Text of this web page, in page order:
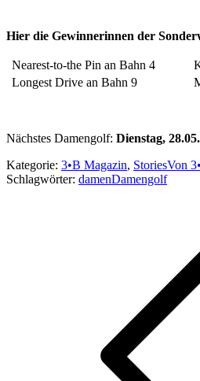
Hier die Gewinnerinnen der
Nearest-to-the Pin an Bahn 4
Longest Drive an Bahn 9
Nächstes Damengolf: Dienstag,
Kategorie: 3•B Magazin, StoriesVon
Schlagwörter: damenDamengolf